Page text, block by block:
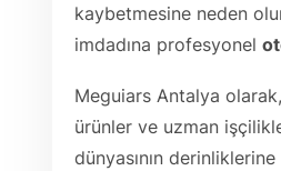
kaybetmesine neden
imdadına profesyonel
Meguiars Antalya
ürünler ve uzman
dünyasının